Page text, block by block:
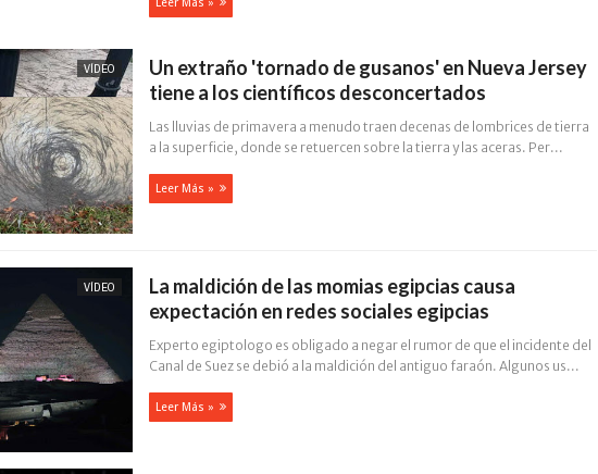
VÍDEO
Un extraño 'tornado de gusanos' en Nueva Jersey
tiene a los científicos desconcertados
Las lluvias de primavera a menudo traen decenas de lombrices de tierra
a la superficie, donde se retuercen sobre la tierra y las aceras. Per...
Leer Más »
VÍDEO
La maldición de las momias egipcias causa
expectación en redes sociales egipcias
Experto egiptologo es obligado a negar el rumor de que el incidente del
Canal de Suez se debió a la maldición del antiguo faraón. Algunos us...
Leer Más »